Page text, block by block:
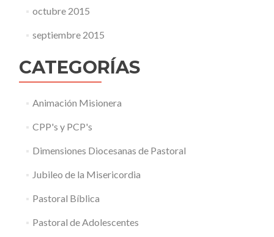
octubre 2015
septiembre 2015
CATEGORÍAS
Animación Misionera
CPP's y PCP's
Dimensiones Diocesanas de Pastoral
Jubileo de la Misericordia
Pastoral Bíblica
Pastoral de Adolescentes